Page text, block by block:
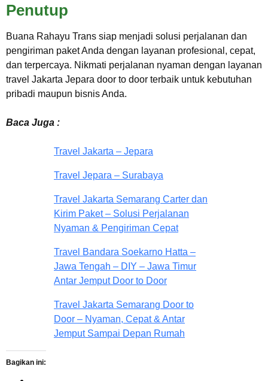
Penutup
Buana Rahayu Trans siap menjadi solusi perjalanan dan
pengiriman paket Anda dengan layanan profesional, cepat,
dan terpercaya. Nikmati perjalanan nyaman dengan layanan
travel Jakarta Jepara door to door terbaik untuk kebutuhan
pribadi maupun bisnis Anda.
Baca Juga :
Travel Jakarta – Jepara
Travel Jepara – Surabaya
Travel Jakarta Semarang Carter dan
Kirim Paket – Solusi Perjalanan
Nyaman & Pengiriman Cepat
Travel Bandara Soekarno Hatta –
Jawa Tengah – DIY – Jawa Timur
Antar Jemput Door to Door
Travel Jakarta Semarang Door to
Door – Nyaman, Cepat & Antar
Jemput Sampai Depan Rumah
Bagikan ini: